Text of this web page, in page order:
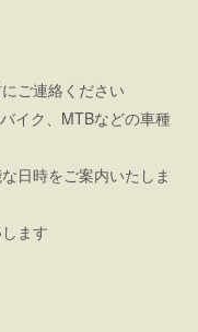
ご連絡ください
イク、MTBなどの車種
日時をご案内いたしま
ます